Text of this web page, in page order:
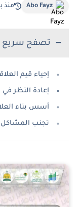
Abo Fayz منذ
تصفح سريع
إحياء قيم
إعادة النظر في
أسس بناء
تجنب المشاكل